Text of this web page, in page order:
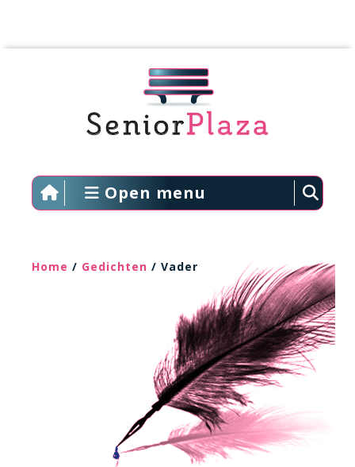
Open menu
Home / Gedichten / Vader